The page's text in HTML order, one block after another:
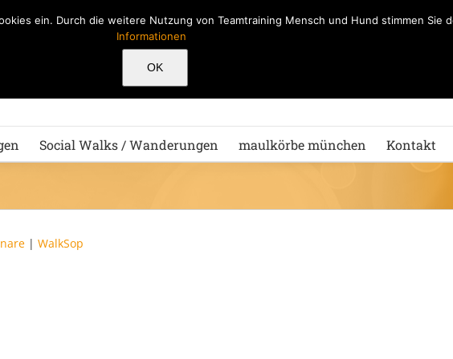
Social Walks / Wanderungen maulkörbe münchen Kontakt
| WalkSop
ein. Durch die weitere Nutzung von Teamtraining Mensch und Hund stimmen Sie
Informationen
OK